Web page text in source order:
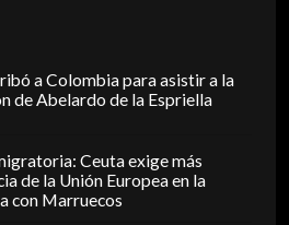
a Colombia para asistir a la
de Abelardo de la Espriella
Ceuta exige más
de la Unión Europea en la
con Marruecos